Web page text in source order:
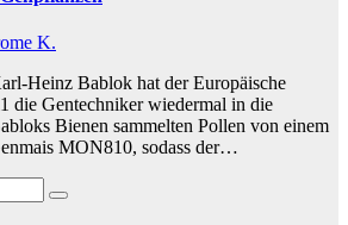
K.
Heinz Bablok hat der Europäische
die Gentechniker wiedermal in die
Bienen sammelten Pollen von einem
MON810, sodass der…